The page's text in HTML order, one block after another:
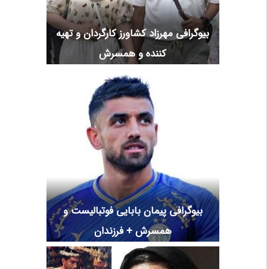
بیوگرافی مهرزاد کشاورز کارگردان و تهیه
کننده و همسرش
بیوگرافی پیمان بابایی فوتبالیست و
همسرش + فرزندان